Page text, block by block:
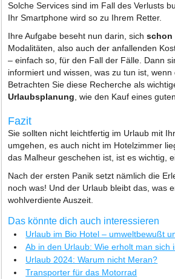
Solche Services sind im Fall des Verlusts
Ihr Smartphone wird so zu Ihrem Retter.
Ihre Aufgabe beseht nun darin, sichschon
Modalitäten, also auch der anfallenden
– einfach so, für den Fall der Fälle. Dann
informiert und wissen, was zu tun ist, wenn
Betrachten Sie diese Recherche als
Urlaubsplanung , wie den Kauf eines
Fazit
Sie sollten nicht leichtfertig im Urlaub mit
umgehen, es auch nicht im Hotelzimmer
das Malheur geschehen ist, ist es wichtig,
Nach der ersten Panik setzt nämlich die
noch was! Und der Urlaub bleibt das, was
wohlverdiente Auszeit.
Das könnte dich auch interessieren
Urlaub im Bio Hotel – umweltbewußt
Ab in den Urlaub: Wie erholt man sich
Urlaub 2024: Warum nicht Meran?
Transporter für das Motorrad